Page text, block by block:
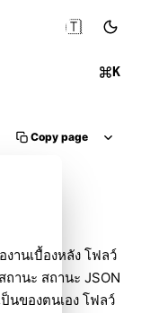
K
🇹🇭
Copy page
งานเบื้องหลัง โฟลว์
านะ สถานะ JSON
นของตนเอง โฟลว์